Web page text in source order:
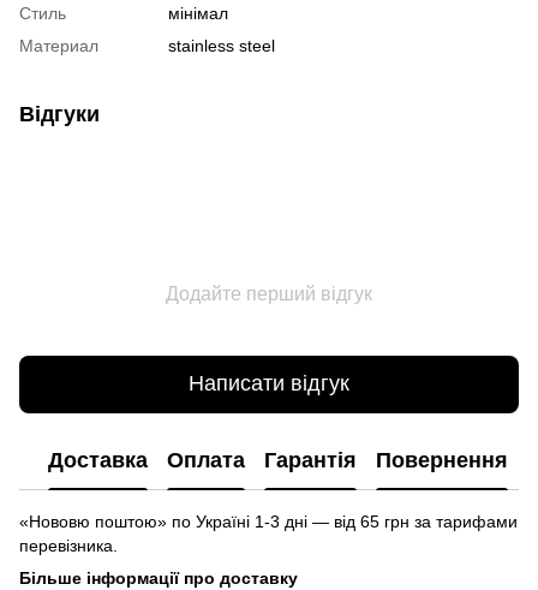
Стиль
мінімал
Материал
stainless steel
Відгуки
Додайте перший відгук
Написати відгук
Доставка Оплата Гарантія Повернення
«Нововю поштою» по Україні 1-3 дні — від 65 грн за тарифами
перевізника.
Більше інформації про доставку